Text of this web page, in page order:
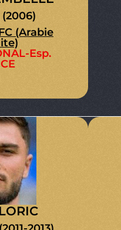
(2006)
(Arabie
Esp.